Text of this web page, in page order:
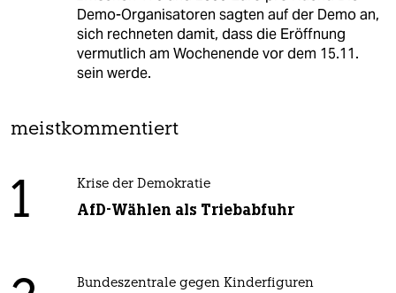
Demo-Organisatoren sagten auf der Demo an,
sich rechneten damit, dass die Eröffnung
vermutlich am Wochenende vor dem 15.11.
sein werde.
meistkommentiert
1 Krise der Demokratie
AfD-Wählen als Triebabfuhr
Bundeszentrale gegen Kinderfiguren